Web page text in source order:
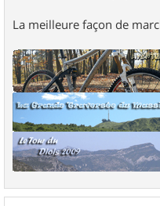
La meilleure façon de